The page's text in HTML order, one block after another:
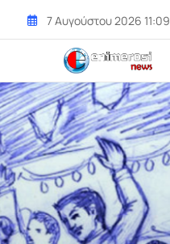
7 Αυγούστου 2026 11:09